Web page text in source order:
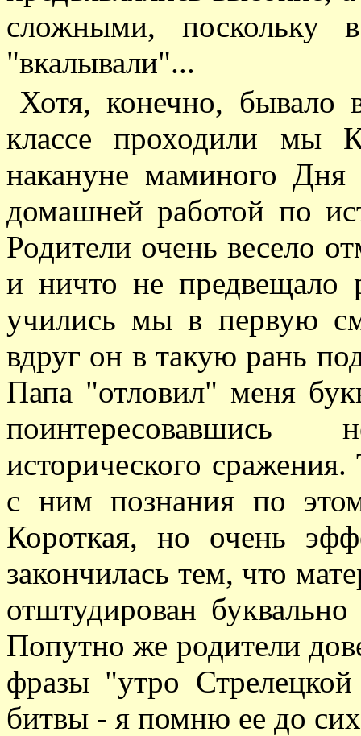
сложными, поскольку
"вкалывали"...
Хотя, конечно, бывало
классе проходили мы
накануне маминого
домашней работой по
Родители очень весело
и ничто не предвещало
учились мы в первую
вдруг он в такую рань
Папа "отловил" меня
поинтересовавшись
исторического
с ним познания по
Короткая, но очень
закончилась тем, что
отштудирован
Попутно же родители
фразы "утро
битвы - я помню ее до